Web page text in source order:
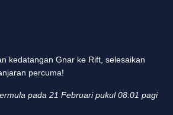
kedatangan Gnar ke Rift, selesaikan
percuma!
pada 21 Februari pukul 08:01 pagi